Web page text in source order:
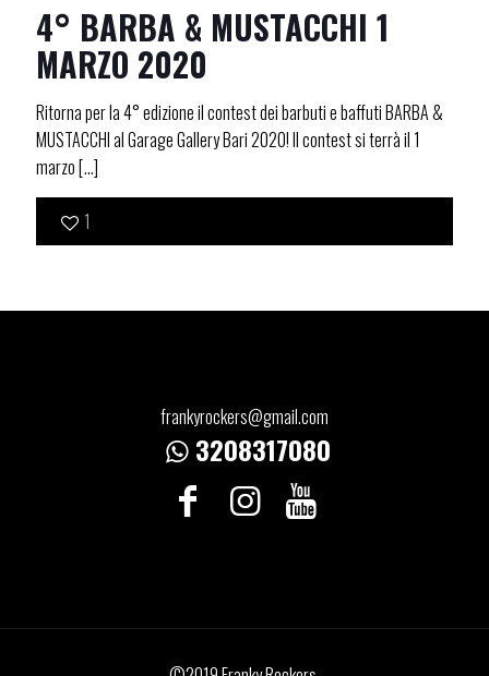
4° BARBA & MUSTACCHI 1
MARZO 2020
Ritorna per la 4° edizione il contest dei barbuti e baffuti BARBA &
MUSTACCHI al Garage Gallery Bari 2020! Il contest si terrà il 1
marzo[…]
1
frankyrockers@gmail.com
3208317080